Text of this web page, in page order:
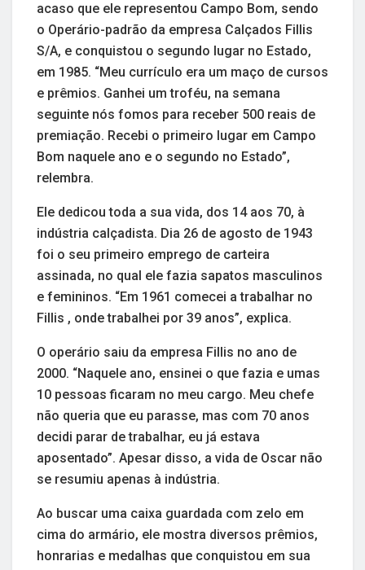
acaso que ele representou Campo Bom, sendo
o Operário-padrão da empresa Calçados Fillis
S/A, e conquistou o segundo lugar no Estado,
em 1985. “Meu currículo era um maço de cursos
e prêmios. Ganhei um troféu, na semana
seguinte nós fomos para receber 500 reais de
premiação. Recebi o primeiro lugar em Campo
Bom naquele ano e o segundo no Estado”,
relembra.
Ele dedicou toda a sua vida, dos 14 aos 70, à
indústria calçadista. Dia 26 de agosto de 1943
foi o seu primeiro emprego de carteira
assinada, no qual ele fazia sapatos masculinos
e femininos. “Em 1961 comecei a trabalhar no
Fillis , onde trabalhei por 39 anos”, explica.
O operário saiu da empresa Fillis no ano de
2000. “Naquele ano, ensinei o que fazia e umas
10 pessoas ficaram no meu cargo. Meu chefe
não queria que eu parasse, mas com 70 anos
decidi parar de trabalhar, eu já estava
aposentado”. Apesar disso, a vida de Oscar não
se resumiu apenas à indústria.
Ao buscar uma caixa guardada com zelo em
cima do armário, ele mostra diversos prêmios,
honrarias e medalhas que conquistou em sua